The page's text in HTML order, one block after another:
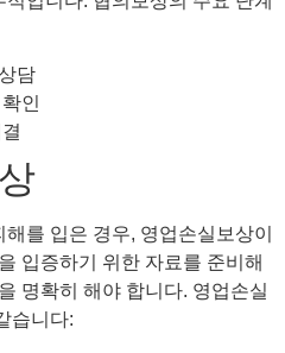
담
인
를 입은 경우, 영업손실보상이
입증하기 위한 자료를 준비해
명확히 해야 합니다. 영업손실
습니다: